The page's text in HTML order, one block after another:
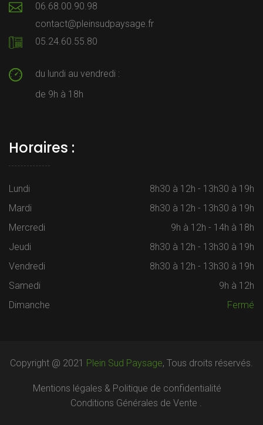
06.68.00.90.98
contact@pleinsudpaysage.fr
05.24.60.55.80
du lundi au vendredi :
de 9h à 18h
Horaires :
Lundi
8h30 à 12h - 13h30 à 19h
Mardi
8h30 à 12h - 13h30 à 19h
Mercredi
9h à 12h - 14h à 18h
Jeudi
8h30 à 12h - 13h30 à 19h
Vendredi
8h30 à 12h - 13h30 à 19h
Samedi
9h à 12h
Dimanche
Fermé
Copyright @ 2021 Plein Sud Paysage, Tous droits réservés.
Mentions légales & Politique de confidentialité
Conditions Générales de Vente .